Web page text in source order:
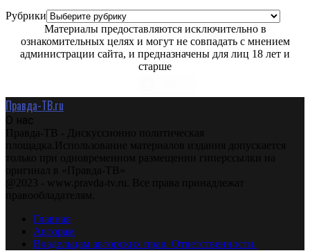
Рубрики
Материалы предоставляются исключительно в
ознакомительных целях и могут не совпадать с мнением
администрации сайта, и предназначены для лиц 18 лет и
старше
Правда-ТВ.ru
О нас
Правда-ТВ - Дискуссионно политическая
площадка.Использование материалов издания допускается
только при одновременном размещении гиперссылки на
оригинал в «Правда-ТВ»
@2023 - www.pravda-tv.ru. Все права принадлежат
правообладателям.
Главная
Авторам
Владельцам авторских прав. Ответственности.